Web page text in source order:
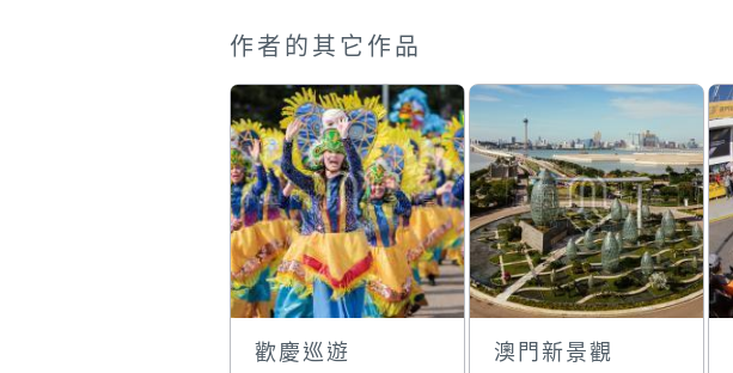
作者的其它作品
歡慶巡遊 澳門新景觀